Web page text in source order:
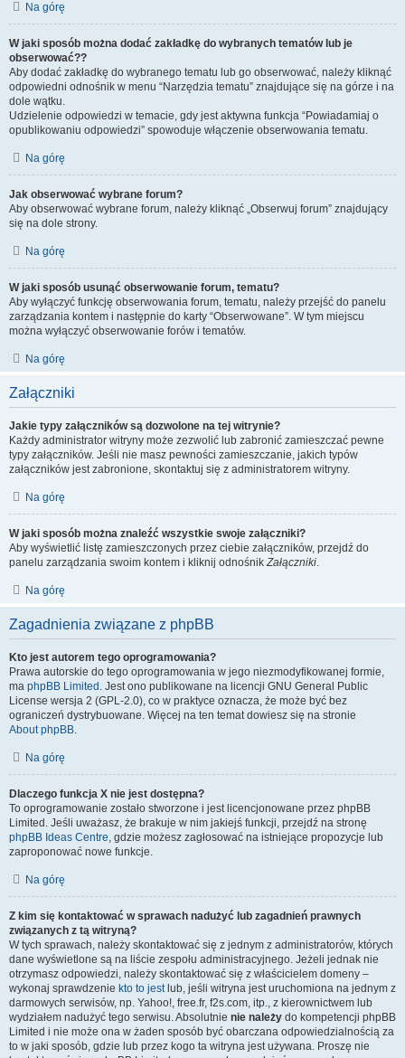
Na górę
W jaki sposób można dodać zakładkę do wybranych tematów lub je
obserwować??
Aby dodać zakładkę do wybranego tematu lub go obserwować, należy kliknąć
odpowiedni odnośnik w menu “Narzędzia tematu” znajdujące się na górze i na
dole wątku.
Udzielenie odpowiedzi w temacie, gdy jest aktywna funkcja “Powiadamiaj o
opublikowaniu odpowiedzi” spowoduje włączenie obserwowania tematu.
Na górę
Jak obserwować wybrane forum?
Aby obserwować wybrane forum, należy kliknąć „Obserwuj forum” znajdujący
się na dole strony.
Na górę
W jaki sposób usunąć obserwowanie forum, tematu?
Aby wyłączyć funkcję obserwowania forum, tematu, należy przejść do panelu
zarządzania kontem i następnie do karty “Obserwowane”. W tym miejscu
można wyłączyć obserwowanie forów i tematów.
Na górę
Załączniki
Jakie typy załączników są dozwolone na tej witrynie?
Każdy administrator witryny może zezwolić lub zabronić zamieszczać pewne
typy załączników. Jeśli nie masz pewności zamieszczanie, jakich typów
załączników jest zabronione, skontaktuj się z administratorem witryny.
Na górę
W jaki sposób można znaleźć wszystkie swoje załączniki?
Aby wyświetlić listę zamieszczonych przez ciebie załączników, przejdź do
panelu zarządzania swoim kontem i kliknij odnośnikZałączniki.
Na górę
Zagadnienia związane z phpBB
Kto jest autorem tego oprogramowania?
Prawa autorskie do tego oprogramowania w jego niezmodyfikowanej formie,
ma phpBB Limited . Jest ono publikowane na licencji GNU General Public
License wersja 2 (GPL-2.0), co w praktyce oznacza, że może być bez
ograniczeń dystrybuowane. Więcej na ten temat dowiesz się na stronie
About phpBB.
Na górę
Dlaczego funkcja X nie jest dostępna?
To oprogramowanie zostało stworzone i jest licencjonowane przez phpBB
Limited. Jeśli uważasz, że brakuje w nim jakiejś funkcji, przejdź na stronę
phpBB Ideas Centre, gdzie możesz zagłosować na istniejące propozycje lub
zaproponować nowe funkcje.
Na górę
Z kim się kontaktować w sprawach nadużyć lub zagadnień prawnych
związanych z tą witryną?
W tych sprawach, należy skontaktować się z jednym z administratorów, których
dane wyświetlone są na liście zespołu administracyjnego. Jeżeli jednak nie
otrzymasz odpowiedzi, należy skontaktować się z właścicielem domeny –
wykonaj sprawdzenie kto to jestlub, jeśli witryna jest uruchomiona na jednym z
darmowych serwisów, np. Yahoo!, free.fr, f2s.com, itp., z kierownictwem lub
wydziałem nadużyć tego serwisu. Absolutnie nie należy do kompetencji phpBB
Limited i nie może ona w żaden sposób być obarczana odpowiedzialnością za
to w jaki sposób, gdzie lub przez kogo ta witryna jest używana. Proszę nie